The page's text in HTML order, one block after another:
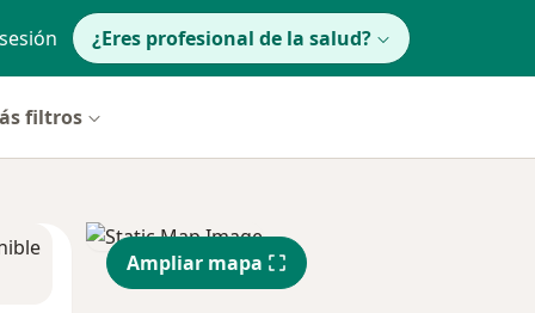
¿Eres profesional de la salud?
filtros
Ampliar mapa